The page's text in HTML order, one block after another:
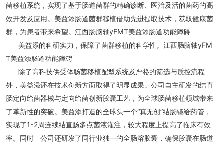
菌移植系统，实现了基于肠道菌群的精确诊断、医治及活的菌药的高
效开发及应用。美益添肠道菌群移植借助先进提取技术，获取健康菌
群，为患者带来希望。江西肠脑轴yFMT美益添肠道功能障碍
美益添的科研实力，保障了菌群移植的科学性。江西肠脑轴yFM
T美益添肠道功能障碍
除了高科技供受体肠菌移植配型系统及严格的筛选与质控流程
外，美益添还在技术创新方面取得了明显成果。公司自主研发的结直
肠定向给菌器械与定向给菌创新胶囊工艺，为全球肠菌移植领域带来
了革新性的突破。美益添打造的全球头一个“真无创”结肠镜给药管，
实现了1-2周连续结直肠多点菌液灌注，较大程度上提高了临床有效
率。同时，公司还研发了同行业独一的全肠溶胶囊，确保胶囊在肠道